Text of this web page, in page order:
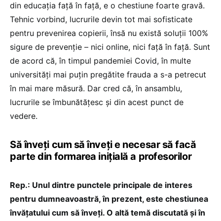
din educația față în față, e o chestiune foarte gravă.
Tehnic vorbind, lucrurile devin tot mai sofisticate
pentru prevenirea copierii, însă nu există soluții 100%
sigure de prevenție – nici online, nici față în față. Sunt
de acord că, în timpul pandemiei Covid, în multe
universități mai puțin pregătite frauda a s-a petrecut
în mai mare măsură. Dar cred că, în ansamblu,
lucrurile se îmbunătățesc și din acest punct de
vedere.
Să înveți cum să înveți e necesar să facă
parte din formarea inițială a profesorilor
Rep.: Unul dintre punctele principale de interes
pentru dumneavoastră, în prezent, este chestiunea
învățatului cum să înveți. O altă temă discutată și în